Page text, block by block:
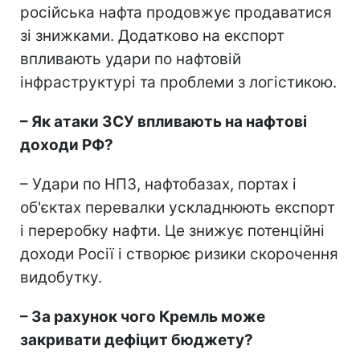
російська нафта продовжує продаватися
зі знижками. Додатково на експорт
впливають удари по нафтовій
інфраструктурі та проблеми з логістикою.
– Як атаки ЗСУ впливають на нафтові
доходи РФ?
– Удари по НПЗ, нафтобазах, портах і
об'єктах перевалки ускладнюють експорт
і переробку нафти. Це знижує потенційні
доходи Росії і створює ризики скорочення
видобутку.
– За рахунок чого Кремль може
закривати дефіцит бюджету?